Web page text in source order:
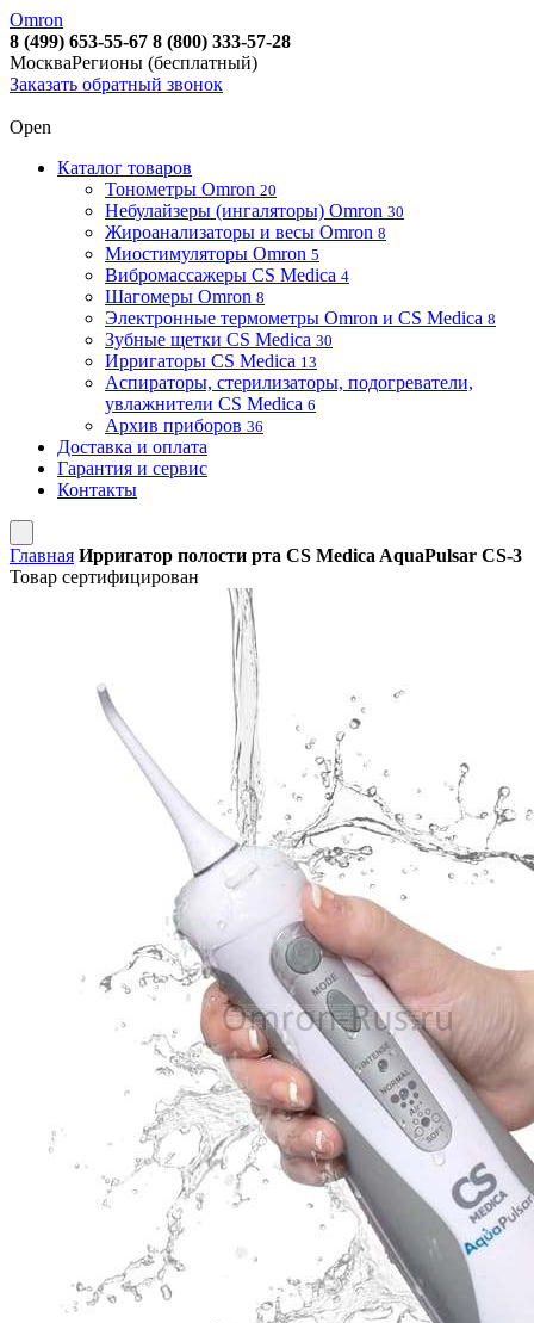
Omron
8 (499) 653-55-67 8 (800) 333-57-28
МоскваРегионы (бесплатный)
Заказать обратный звонок
Open
Каталог товаров
Тонометры Omron 20
Небулайзеры (ингаляторы) Omron 30
Жироанализаторы и весы Omron 8
Миостимуляторы Omron 5
Вибромассажеры CS Medica 4
Шагомеры Omron 8
Электронные термометры Omron и CS Medica 8
Зубные щетки CS Medica 30
Ирригаторы CS Medica 13
Аспираторы, стерилизаторы, подогреватели,
увлажнители CS Medica 6
Архив приборов 36
Доставка и оплата
Гарантия и сервис
Контакты
Главная Ирригатор полости рта CS Medica AquaPulsar CS-3
Товар сертифицирован